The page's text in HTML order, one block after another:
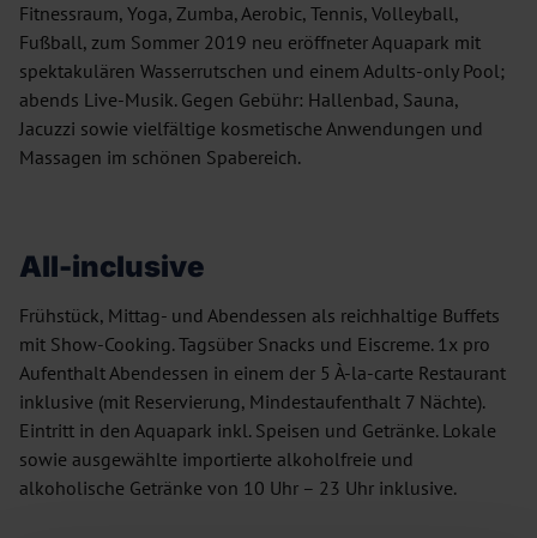
Fitnessraum, Yoga, Zumba, Aerobic, Tennis, Volleyball,
Fußball, zum Sommer 2019 neu eröffneter Aquapark mit
spektakulären Wasserrutschen und einem Adults-only Pool;
abends Live-Musik. Gegen Gebühr: Hallenbad, Sauna,
Jacuzzi sowie vielfältige kosmetische Anwendungen und
Massagen im schönen Spabereich.
All-inclusive
Frühstück, Mittag- und Abendessen als reichhaltige Buffets
mit Show-Cooking. Tagsüber Snacks und Eiscreme. 1x pro
Aufenthalt Abendessen in einem der 5 À-la-carte Restaurant
inklusive (mit Reservierung, Mindestaufenthalt 7 Nächte).
Eintritt in den Aquapark inkl. Speisen und Getränke. Lokale
sowie ausgewählte importierte alkoholfreie und
alkoholische Getränke von 10 Uhr – 23 Uhr inklusive.